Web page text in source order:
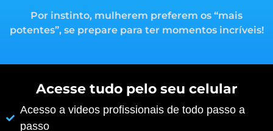
Por instinto, mulherem preferem os “mais
potentes”, se prepare para ter momentos incríveis!
Acesse tudo pelo seu celular
Acesso a videos profissionais de todo passo a
passo